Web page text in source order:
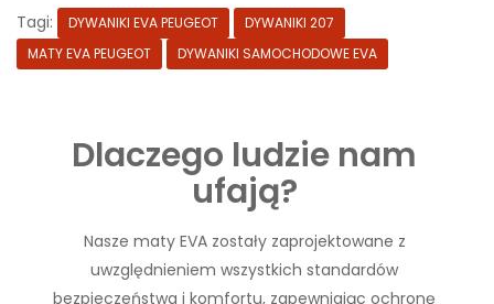
Tagi: DYWANIKI EVA PEUGEOT
DYWANIKI 207
MATY EVA PEUGEOT
DYWANIKI SAMOCHODOWE EVA
Dlaczego ludzie nam
ufają?
Nasze maty EVA zostały zaprojektowane z
uwzględnieniem wszystkich standardów
bezpieczeństwa i komfortu, zapewniając ochronę